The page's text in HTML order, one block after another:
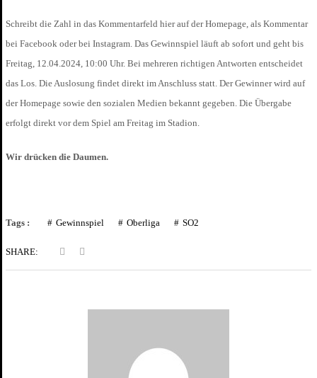
Schreibt die Zahl in das Kommentarfeld hier auf der Homepage, als Kommentar
bei Facebook oder bei Instagram. Das Gewinnspiel läuft ab sofort und geht bis
Freitag, 12.04.2024, 10:00 Uhr. Bei mehreren richtigen Antworten entscheidet
das Los. Die Auslosung findet direkt im Anschluss statt. Der Gewinner wird auf
der Homepage sowie den sozialen Medien bekannt gegeben. Die Übergabe
erfolgt direkt vor dem Spiel am Freitag im Stadion.
Wir drücken die Daumen.
Tags : Gewinnspiel Oberliga SO2
SHARE: